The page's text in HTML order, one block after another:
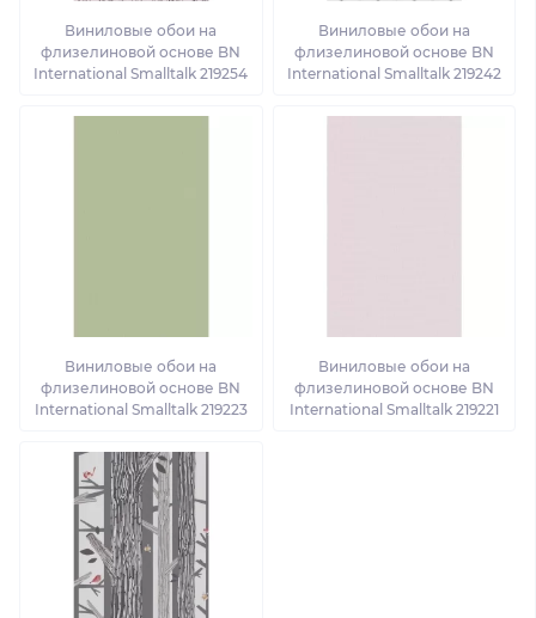
Виниловые обои на
флизелиновой основе BN
International Smalltalk 219254
Виниловые обои на
флизелиновой основе BN
International Smalltalk 219242
Виниловые обои на
флизелиновой основе BN
International Smalltalk 219223
Виниловые обои на
флизелиновой основе BN
International Smalltalk 219221